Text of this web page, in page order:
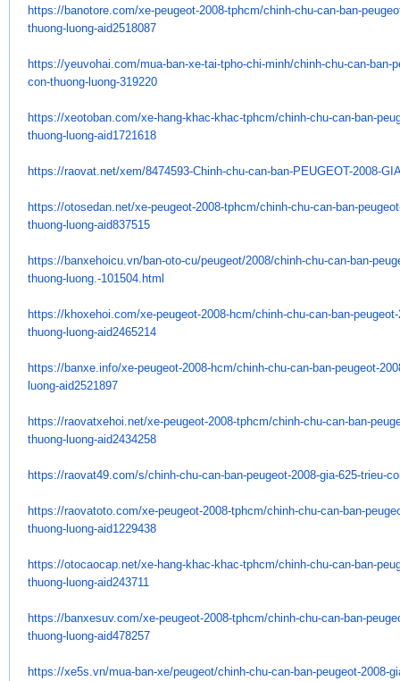
https://banotore.com/xe-peugeot-2008-tphcm/chinh-chu-can-ban-
thuong-luong-aid2518087
https://yeuvohai.com/mua-ban-xe-tai-tpho-chi-minh/chinh-chu-can-ban-
con-thuong-luong-319220
https://xeotoban.com/xe-hang-khac-khac-tphcm/chinh-chu-can-ban-
thuong-luong-aid1721618
https://raovat.net/xem/8474593-Chinh-chu-can-ban-PEUGEOT-2008-
https://otosedan.net/xe-peugeot-2008-tphcm/chinh-chu-can-ban-
thuong-luong-aid837515
https://banxehoicu.vn/ban-oto-cu/peugeot/2008/chinh-chu-can-ban-
thuong-luong.-101504.html
https://khoxehoi.com/xe-peugeot-2008-hcm/chinh-chu-can-ban-
thuong-luong-aid2465214
https://banxe.info/xe-peugeot-2008-hcm/chinh-chu-can-ban-peugeot-
luong-aid2521897
https://raovatxehoi.net/xe-peugeot-2008-tphcm/chinh-chu-can-ban-
thuong-luong-aid2434258
https://raovat49.com/s/chinh-chu-can-ban-peugeot-2008-gia-625-trieu-
https://raovatoto.com/xe-peugeot-2008-tphcm/chinh-chu-can-ban-
thuong-luong-aid1229438
https://otocaocap.net/xe-hang-khac-khac-tphcm/chinh-chu-can-ban-
thuong-luong-aid243711
https://banxesuv.com/xe-peugeot-2008-tphcm/chinh-chu-can-ban-
thuong-luong-aid478257
https://xe5s.vn/mua-ban-xe/peugeot/chinh-chu-can-ban-peugeot-2008-